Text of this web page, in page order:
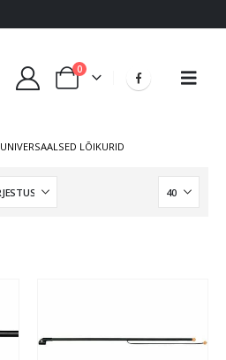
0
UNIVERSAALSED LÕIKURID